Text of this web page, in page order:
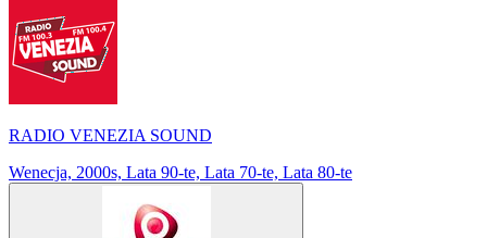
RADIO VENEZIA SOUND
Wenecja, 2000s, Lata 90-te, Lata 70-te, Lata 80-te